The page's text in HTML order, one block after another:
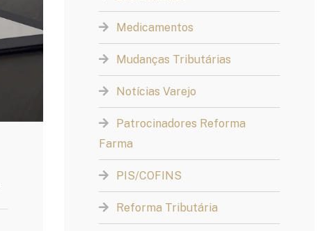
Medicamentos
Mudanças Tributárias
Notícias Varejo
Patrocinadores Reforma
Farma
PIS/COFINS
Reforma Tributária